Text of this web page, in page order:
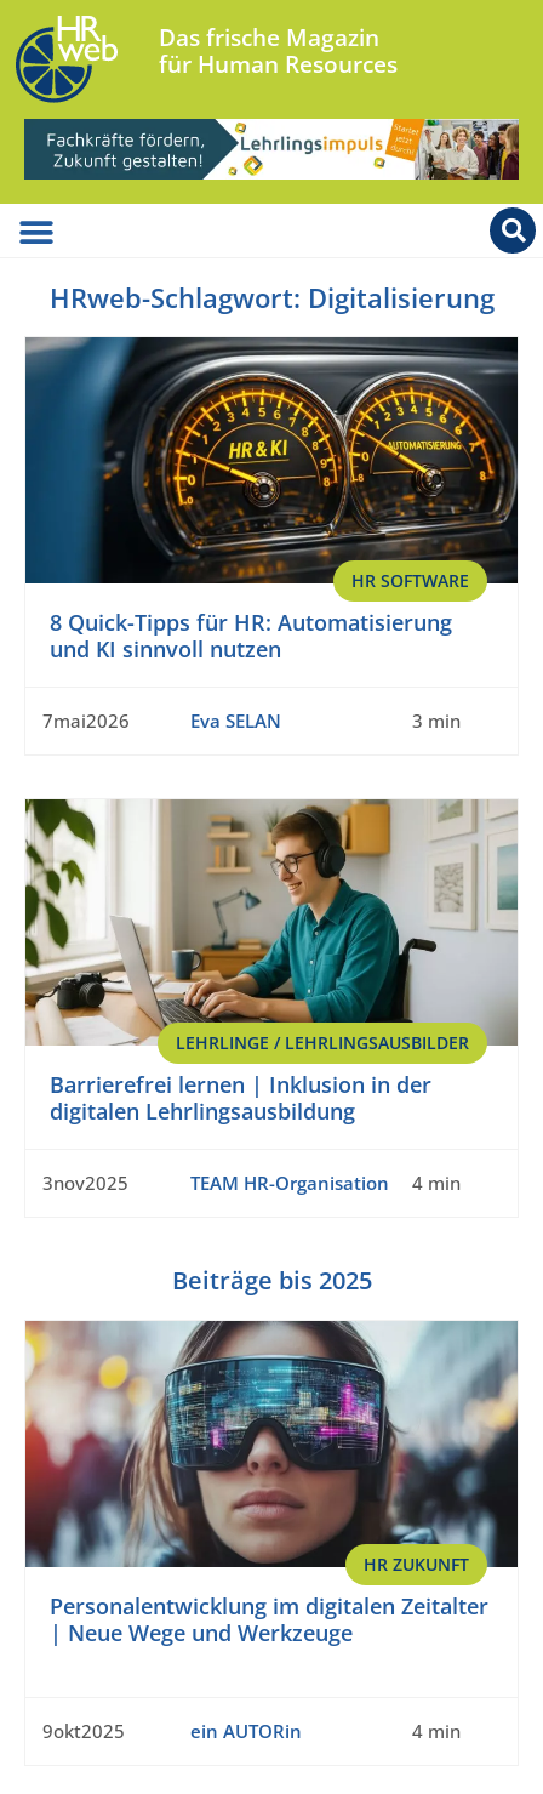
Das frische Magazin
für Human Resources
HRweb-Schlagwort: Digitalisierung
HR SOFTWARE
8 Quick-Tipps für HR: Automatisierung
und KI sinnvoll nutzen
7mai2026 Eva SELAN 3 min
LEHRLINGE / LEHRLINGSAUSBILDER
Barrierefrei lernen | Inklusion in der
digitalen Lehrlingsausbildung
3nov2025 TEAM HR-Organisation 4 min
Beiträge bis 2025
HR ZUKUNFT
Personalentwicklung im digitalen Zeitalter
| Neue Wege und Werkzeuge
9okt2025 ein AUTORin 4 min